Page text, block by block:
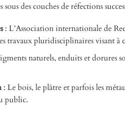
des couches de réfections
: L’Association internationale de
travaux pluridisciplinaires visant à
naturels, enduits et dorures
: Le bois, le plâtre et parfois les
public.